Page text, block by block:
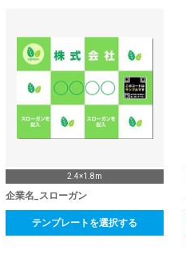
2.4×1.8m
企業名_スローガン
テンプレートを選択する